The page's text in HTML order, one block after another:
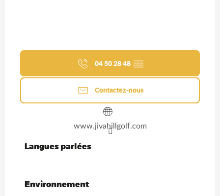
04 50 28 48 ▒▒
Contactez-nous
www.jivahillgolf.com
Langues parlées
Langues parlées
Environnement
Environnement